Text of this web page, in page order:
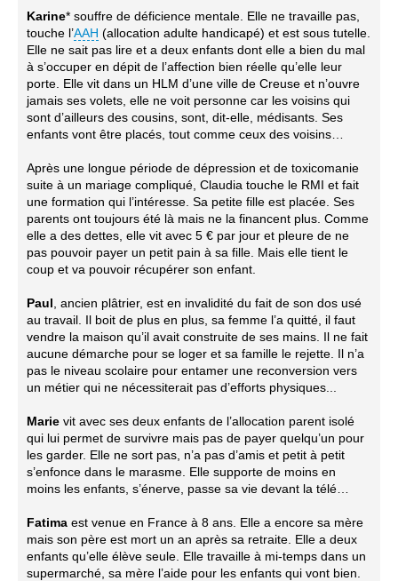
Karine* souffre de déficience mentale. Elle ne travaille pas,
touche l’AAH (allocation adulte handicapé) et est sous tutelle.
Elle ne sait pas lire et a deux enfants dont elle a bien du mal
à s’occuper en dépit de l’affection bien réelle qu’elle leur
porte. Elle vit dans un HLM d’une ville de Creuse et n’ouvre
jamais ses volets, elle ne voit personne car les voisins qui
sont d’ailleurs des cousins, sont, dit-elle, médisants. Ses
enfants vont être placés, tout comme ceux des voisins…
Après une longue période de dépression et de toxicomanie
suite à un mariage compliqué, Claudia touche le RMI et fait
une formation qui l’intéresse. Sa petite fille est placée. Ses
parents ont toujours été là mais ne la financent plus. Comme
elle a des dettes, elle vit avec 5 € par jour et pleure de ne
pas pouvoir payer un petit pain à sa fille. Mais elle tient le
coup et va pouvoir récupérer son enfant.
Paul , ancien plâtrier, est en invalidité du fait de son dos usé
au travail. Il boit de plus en plus, sa femme l’a quitté, il faut
vendre la maison qu’il avait construite de ses mains. Il ne fait
aucune démarche pour se loger et sa famille le rejette. Il n’a
pas le niveau scolaire pour entamer une reconversion vers
un métier qui ne nécessiterait pas d’efforts physiques...
Marie vit avec ses deux enfants de l’allocation parent isolé
qui lui permet de survivre mais pas de payer quelqu’un pour
les garder. Elle ne sort pas, n’a pas d’amis et petit à petit
s’enfonce dans le marasme. Elle supporte de moins en
moins les enfants, s’énerve, passe sa vie devant la télé…
Fatima est venue en France à 8 ans. Elle a encore sa mère
mais son père est mort un an après sa retraite. Elle a deux
enfants qu’elle élève seule. Elle travaille à mi-temps dans un
supermarché, sa mère l’aide pour les enfants qui vont bien.